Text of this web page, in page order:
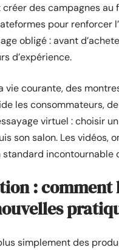
des campagnes au
pour renforcer
obligé : avant
d’expérience.
courante, des
les consommateurs,
virtuel : choisir
son salon. Les vidéos,
incontournable
:
simplement des